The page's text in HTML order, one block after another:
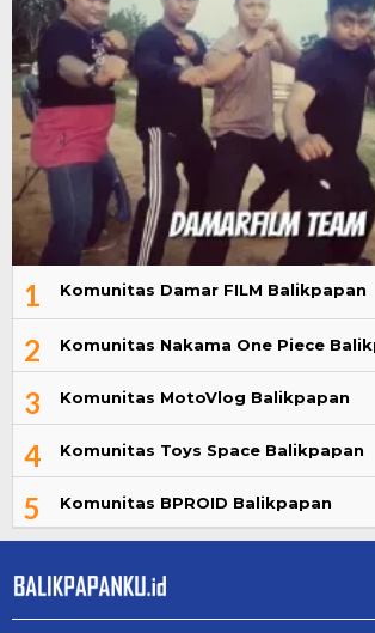
1 Komunitas Damar FILM Balikpapan
2 Komunitas Nakama One Piece
3 Komunitas MotoVlog Balikpapan
4 Komunitas Toys Space Balikpapan
5 Komunitas BPROID Balikpapan